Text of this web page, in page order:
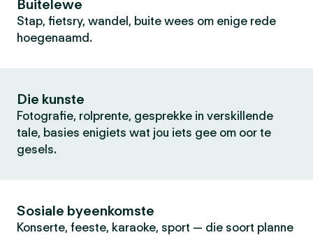
Buitelewe
Stap, fietsry, wandel, buite wees om enige rede
hoegenaamd.
Die kunste
Fotografie, rolprente, gesprekke in verskillende
tale, basies enigiets wat jou iets gee om oor te
gesels.
Sosiale byeenkomste
Konserte, feeste, karaoke, sport — die soort planne